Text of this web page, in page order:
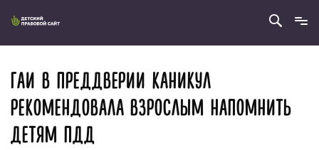
ГАИ В ПРЕДДВЕРИИ КАНИКУЛ
РЕКОМЕНДОВАЛА ВЗРОСЛЫМ НАПОМНИТЬ
ДЕТЯМ ПДД